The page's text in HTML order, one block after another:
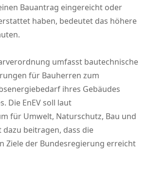
Bauantrag eingereicht oder
haben, bedeutet das höhere
umfasst bautechnische
für Bauherren zum
ihres Gebäudes
Die EnEV soll laut
für Umwelt, Naturschutz, Bau und
beitragen, dass die
Ziele der Bundesregierung erreicht